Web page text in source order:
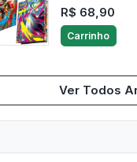
R$ 68,90
Carrinho
Ver Todos